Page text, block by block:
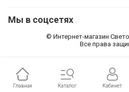
Главная Каталог Кабинет
Мы в соцсетях
© Интернет-магазин
Все права